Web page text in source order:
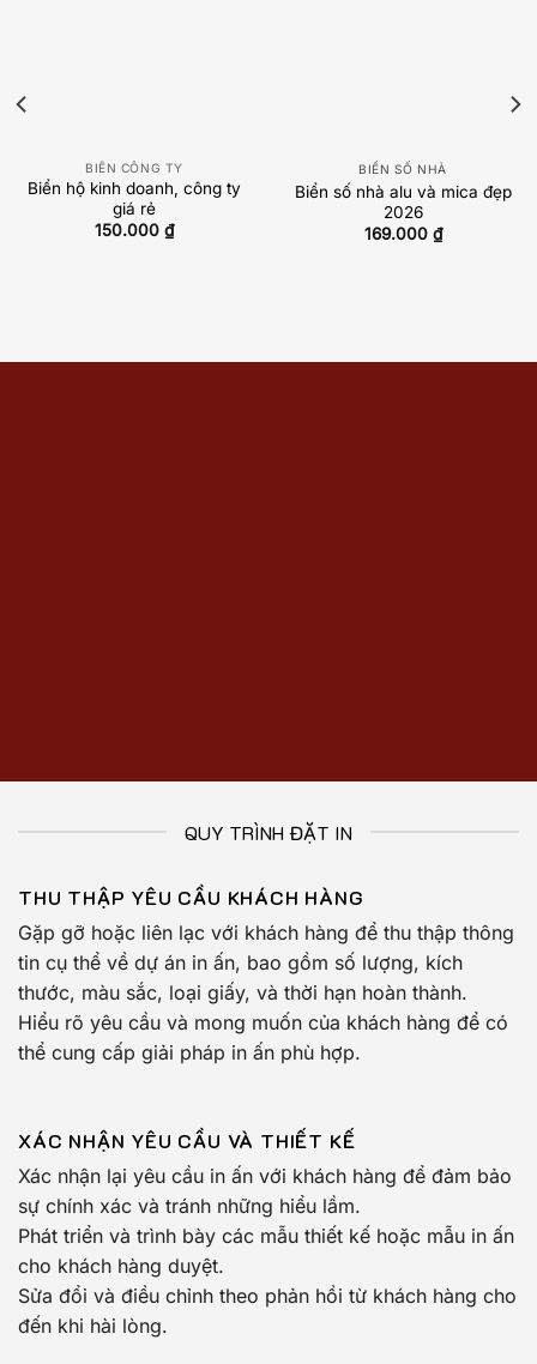
BIỂN CÔNG TY
Biển hộ kinh doanh, công ty
giá rẻ
150.000 ₫
BIỂN SỐ NHÀ
Biển số nhà alu và mica đẹp
2026
169.000 ₫
QUY TRÌNH ĐẶT IN
THU THẬP YÊU CẦU KHÁCH HÀNG
Gặp gỡ hoặc liên lạc với khách hàng để thu thập thông
tin cụ thể về dự án in ấn, bao gồm số lượng, kích
thước, màu sắc, loại giấy, và thời hạn hoàn thành.
Hiểu rõ yêu cầu và mong muốn của khách hàng để có
thể cung cấp giải pháp in ấn phù hợp.
XÁC NHẬN YÊU CẦU VÀ THIẾT KẾ
Xác nhận lại yêu cầu in ấn với khách hàng để đảm bảo
sự chính xác và tránh những hiểu lầm.
Phát triển và trình bày các mẫu thiết kế hoặc mẫu in ấn
cho khách hàng duyệt.
Sửa đổi và điều chỉnh theo phản hồi từ khách hàng cho
đến khi hài lòng.